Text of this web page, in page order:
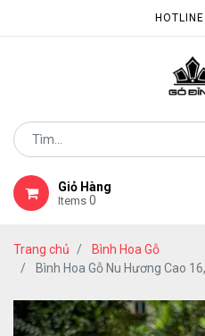
HOTLINE:
Giỏ Hàng
Items 0
Trang chủ
Bình Hoa Gỗ
Bình Hoa Gỗ Nu Hương Cao